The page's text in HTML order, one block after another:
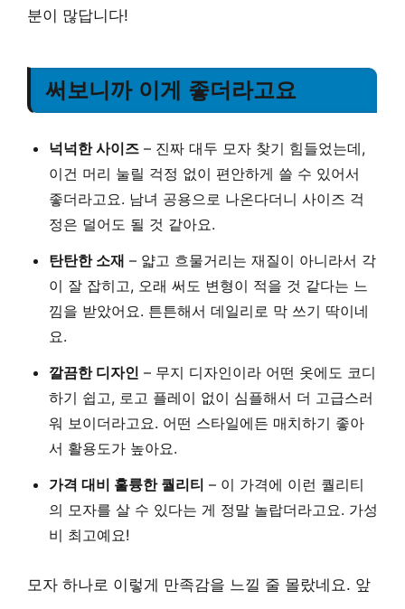
분이 많답니다!
써보니까 이게 좋더라고요
넉넉한 사이즈 – 진짜 대두 모자 찾기 힘들었는데,
이건 머리 눌릴 걱정 없이 편안하게 쓸 수 있어서
좋더라고요. 남녀 공용으로 나온다더니 사이즈 걱
정은 덜어도 될 것 같아요.
탄탄한 소재 – 얇고 흐물거리는 재질이 아니라서 각
이 잘 잡히고, 오래 써도 변형이 적을 것 같다는 느
낌을 받았어요. 튼튼해서 데일리로 막 쓰기 딱이네
요.
깔끔한 디자인 – 무지 디자인이라 어떤 옷에도 코디
하기 쉽고, 로고 플레이 없이 심플해서 더 고급스러
워 보이더라고요. 어떤 스타일에든 매치하기 좋아
서 활용도가 높아요.
가격 대비 훌륭한 퀄리티 – 이 가격에 이런 퀄리티
의 모자를 살 수 있다는 게 정말 놀랍더라고요. 가성
비 최고예요!
모자 하나로 이렇게 만족감을 느낄 줄 몰랐네요. 앞